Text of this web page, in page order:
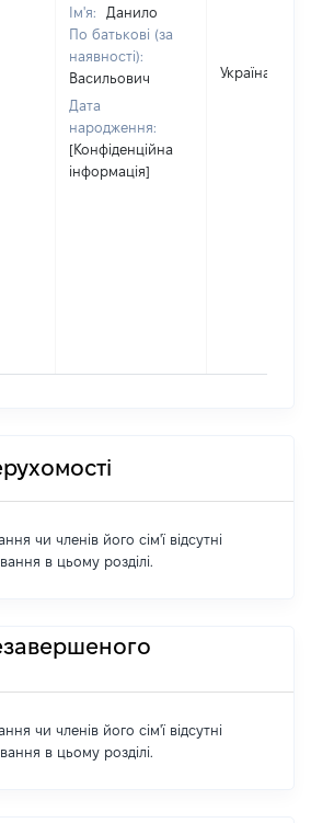
Ім'я:
Данило
По батькові (за
наявності):
Васильович
Дата
народження:
[Конфіденційна
інформація]
Україна
чи членів його сім'ї відсутні
в цьому розділі.
чи членів його сім'ї відсутні
в цьому розділі.